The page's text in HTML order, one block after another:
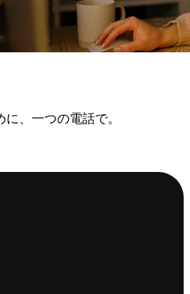
、一つの電話で。